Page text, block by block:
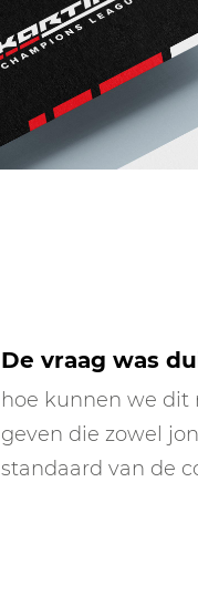
De vraag was
hoe kunnen we
geven die zowel
standaard van de